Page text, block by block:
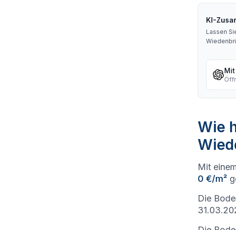
KI-
Lassen
Wie
Mit
0 €/m²
Die